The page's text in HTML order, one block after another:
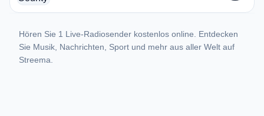
Hören Sie 1 Live-Radiosender kostenlos online. Entdecken
Sie Musik, Nachrichten, Sport und mehr aus aller Welt auf
Streema.